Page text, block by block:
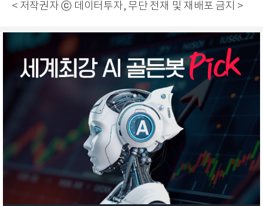
< 저작권자 ⓒ 데이터투자, 무단 전재 및 재배포 금지 >